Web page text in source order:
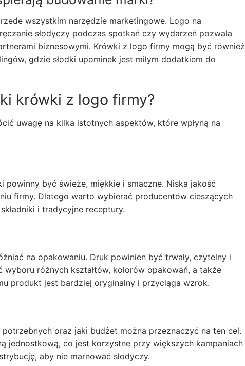
wszystkim narzędzie marketingowe. Logo na
słodyczy podczas spotkań czy wydarzeń pozwala
biznesowymi. Krówki z logo firmy mogą być również
gdzie słodki upominek jest miłym dodatkiem do
krówki z logo firmy?
uwagę na kilka istotnych aspektów, które wpłyną na
być świeże, miękkie i smaczne. Niska jakość
firmy. Dlatego warto wybierać producentów cieszących
i tradycyjne receptury.
na opakowaniu. Druk powinien być trwały, czytelny i
różnych kształtów, kolorów opakowań, a także
produkt jest bardziej oryginalny i przyciąga wzrok.
oraz jaki budżet można przeznaczyć na ten cel.
jednostkową, co jest korzystne przy większych kampaniach
aby nie marnować słodyczy.